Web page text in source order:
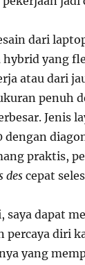
dari
yang
atau dari
penuh
Jenis
dengan
praktis,
des cepat
saya dapat
percaya diri
yang